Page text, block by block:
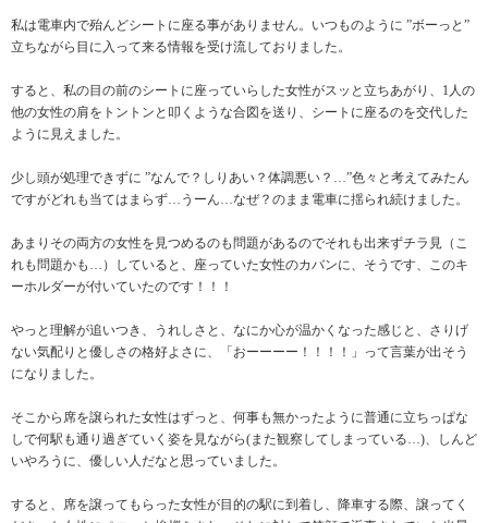
私は電車内で殆んどシートに座る事がありません。いつものように ”ボーっと”
立ちながら目に入って来る情報を受け流しておりました。
すると、私の目の前のシートに座っていらした女性がスッと立ちあがり、1人の
他の女性の肩をトントンと叩くような合図を送り、シートに座るのを交代した
ように見えました。
少し頭が処理できずに ”なんで？しりあい？体調悪い？…”色々と考えてみたん
ですがどれも当てはまらず…うーん…なぜ？のまま電車に揺られ続けました。
あまりその両方の女性を見つめるのも問題があるのでそれも出来ずチラ見（こ
れも問題かも…）していると、座っていた女性のカバンに、そうです、このキ
ーホルダーが付いていたのです！！！
やっと理解が追いつき、うれしさと、なにか心が温かくなった感じと、さりげ
ない気配りと優しさの格好よさに、「おーーーー！！！！」って言葉が出そう
になりました。
そこから席を譲られた女性はずっと、何事も無かったように普通に立ちっぱな
しで何駅も通り過ぎていく姿を見ながら(また観察してしまっている…)、しんど
いやろうに、優しい人だなと思っていました。
すると、席を譲ってもらった女性が目的の駅に到着し、降車する際、譲ってく